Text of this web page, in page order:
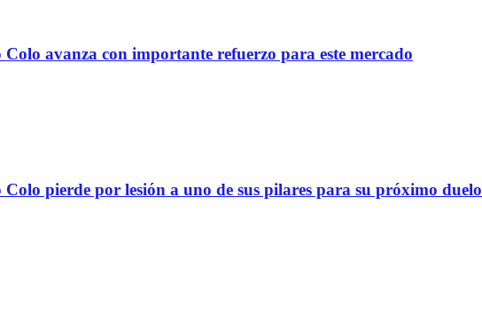
avanza con importante refuerzo para este mercado
pierde por lesión a uno de sus pilares para su próximo duelo